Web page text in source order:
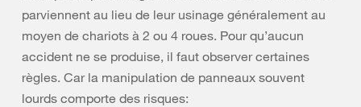
parviennent au lieu de leur usinage généralement au
moyen de chariots à 2 ou 4 roues. Pour qu’aucun
accident ne se produise, il faut observer certaines
règles. Car la manipulation de panneaux souvent
lourds comporte des risques: